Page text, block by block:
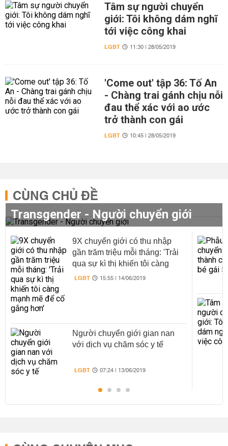
Tâm sự người chuyển
giới: Tôi không dám nghĩ
tới việc công khai
LGBT 11:30 | 28/05/2019
'Come out' tập 36: Tố An
- Chàng trai gánh chịu nỗi
đau thể xác với ao ước
trở thành con gái
LGBT 10:45 | 28/05/2019
CÙNG CHỦ ĐỀ
Transgender - Người chuyển giới
9X chuyển giới có thu nhập
gần trăm triệu mỗi tháng: 'Trải
qua sự kì thị khiến tôi càng
mạnh mẽ để cố gắng hơn'
LGBT 15:55 | 14/06/2019
Người chuyển giới gian nan
với dịch vụ chăm sóc y tế
LGBT 07:24 | 13/06/2019